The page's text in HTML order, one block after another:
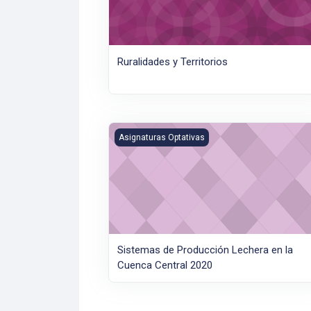
Ruralidades y Territorios
Sistemas de Producción Lechera en la
Asignaturas Optativas
Sistemas de Producción Lechera en la
Cuenca Central 2020